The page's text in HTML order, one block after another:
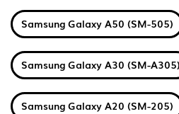
Samsung Galaxy A50 (SM-505)
Samsung Galaxy A30 (SM-A305)
Samsung Galaxy A20 (SM-205)